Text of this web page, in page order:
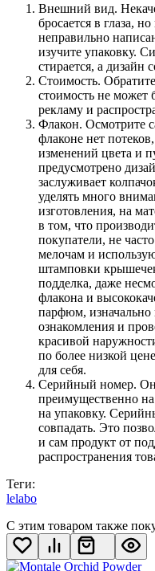
Внешний вид.
бросается в глаза,
неправильно
изучите упаковку.
стирается, а дизайн
Стоимость.
стоимость не может
рекламу и
Флакон. Осмотрите
флаконе нет
изменений цвета и
предусмотрено
заслуживает
уделять много
изготовления, на
в том, что
покупатели, не
мелочам и
штамповки
подделка, даже
флакона и
парфюм, изначально
ознакомления и
красивой
по более низкой
для себя.
Серийный номер. Он
преимущественно
на упаковку.
совпадать. Это
и сам продукт от
распространения
Теги:
lelabo
С этим товаром также